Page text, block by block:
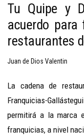
Tu Quipe y
acuerdo para
restaurantes
Juan de Dios Valentin
La cadena de
Franquicias-
permitirá a la marca
franquicias, a nivel